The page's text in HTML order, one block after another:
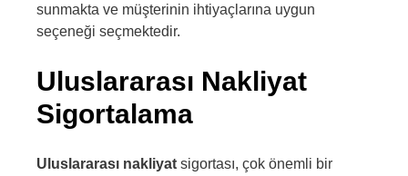
sunmakta ve müşterinin ihtiyaçlarına uygun
seçeneği seçmektedir.
Uluslararası Nakliyat
Sigortalama
Uluslararası nakliyat sigortası, çok önemli bir